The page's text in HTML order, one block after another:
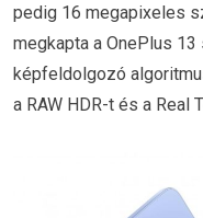
pedig 16 megapixeles
megkapta a OnePlus
képfeldolgozó
a RAW HDR-t és a Real